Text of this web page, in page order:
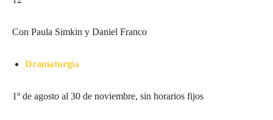
Con Paula Simkin y Daniel Franco
Dramaturgia
1º de agosto al 30 de noviembre, sin horarios fijos